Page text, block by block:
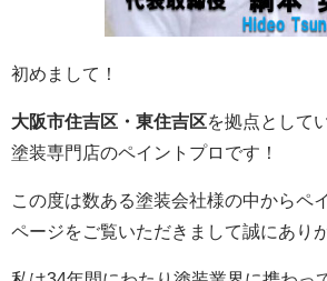
初めまして！
大阪市住吉区・東住吉区を拠点として
塗装専門店のペイントプロです！
この度は数ある塗装会社様の中からペ
ページをご覧いただきまして誠にあり